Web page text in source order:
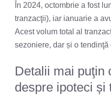
În 2024, octombrie a fost
tranzacţii), iar ianuarie a
Acest volum total al
sezoniere, dar și o
Detalii mai puţin
despre ipoteci și